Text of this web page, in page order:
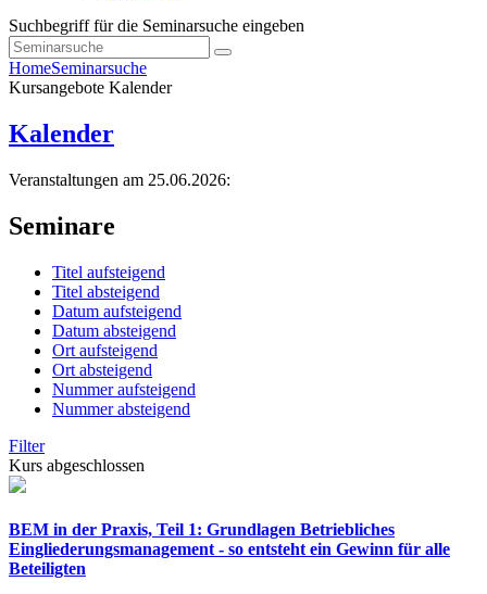
Suchbegriff für die Seminarsuche eingeben
HomeSeminarsuche
Kursangebote Kalender
Kalender
Veranstaltungen am 25.06.2026:
Seminare
Titel aufsteigend
Titel absteigend
Datum aufsteigend
Datum absteigend
Ort aufsteigend
Ort absteigend
Nummer aufsteigend
Nummer absteigend
Filter
Kurs abgeschlossen
BEM in der Praxis, Teil 1: Grundlagen Betriebliches
Eingliederungsmanagement - so entsteht ein Gewinn für alle
Beteiligten